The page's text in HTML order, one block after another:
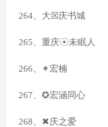
264、大☒庆书城
265、重庆☉未眠人
266、✶宏楠
267、✪宏涵同心
268、✖庆之爱